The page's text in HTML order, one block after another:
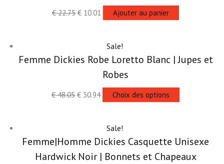
€22.75 € 10.01 Ajouter au panier
Sale!
Femme Dickies Robe Loretto Blanc | Jupes et
Robes
€48.05 € 30.94 Choix des options
Sale!
Femme|Homme Dickies Casquette Unisexe
Hardwick Noir | Bonnets et Chapeaux